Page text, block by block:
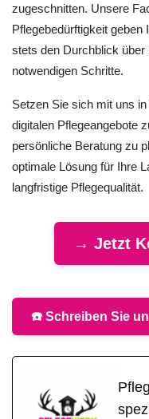
zugeschnitten. Unsere
Pflegebedürftigkeit geben
stets den Durchblick über
notwendigen Schritte.
Setzen Sie sich mit uns
digitalen Pflegeangebote
persönliche Beratung zu
optimale Lösung für Ihre
langfristige Pflegequalität.
→ Jetzt
☎️ Schreiben Sie